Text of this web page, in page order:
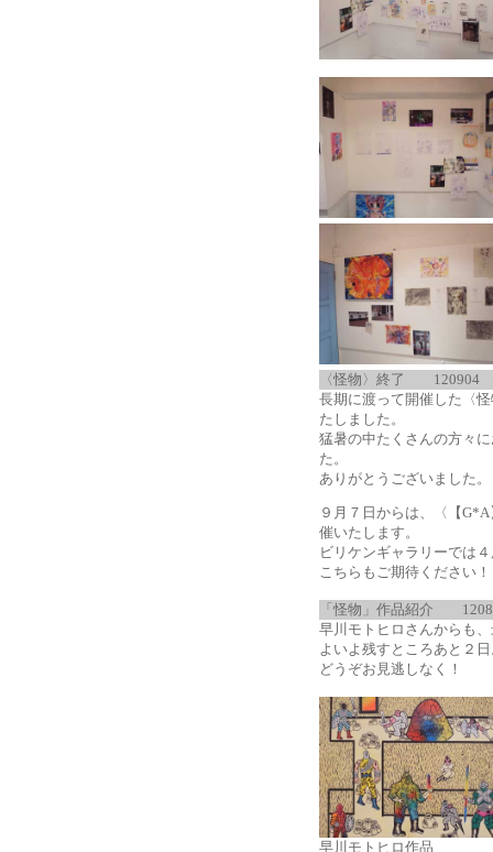
〈怪物〉終了
120904
長期に渡って開催した〈
たしました。
猛暑の中たくさんの方々
た。
ありがとうございました。
９月７日からは、〈【
催いたします。
ビリケンギャラリーでは
こちらもご期待ください！
「怪物」作品紹介
早川モトヒロさんからも
よいよ残すところあと２
どうぞお見逃しなく！
早川モトヒロ作品